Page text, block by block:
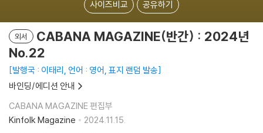
사이즈비교 공유하기
외서
CABANA MAGAZINE(반간) : 2024년
No.22
발행국 : 이태리, 언어 : 영어, 표지 랜덤 발송
바인딩/에디션 안내
CABANA MAGAZINE 편집부
Kinfolk Magazine
2024.11.15.